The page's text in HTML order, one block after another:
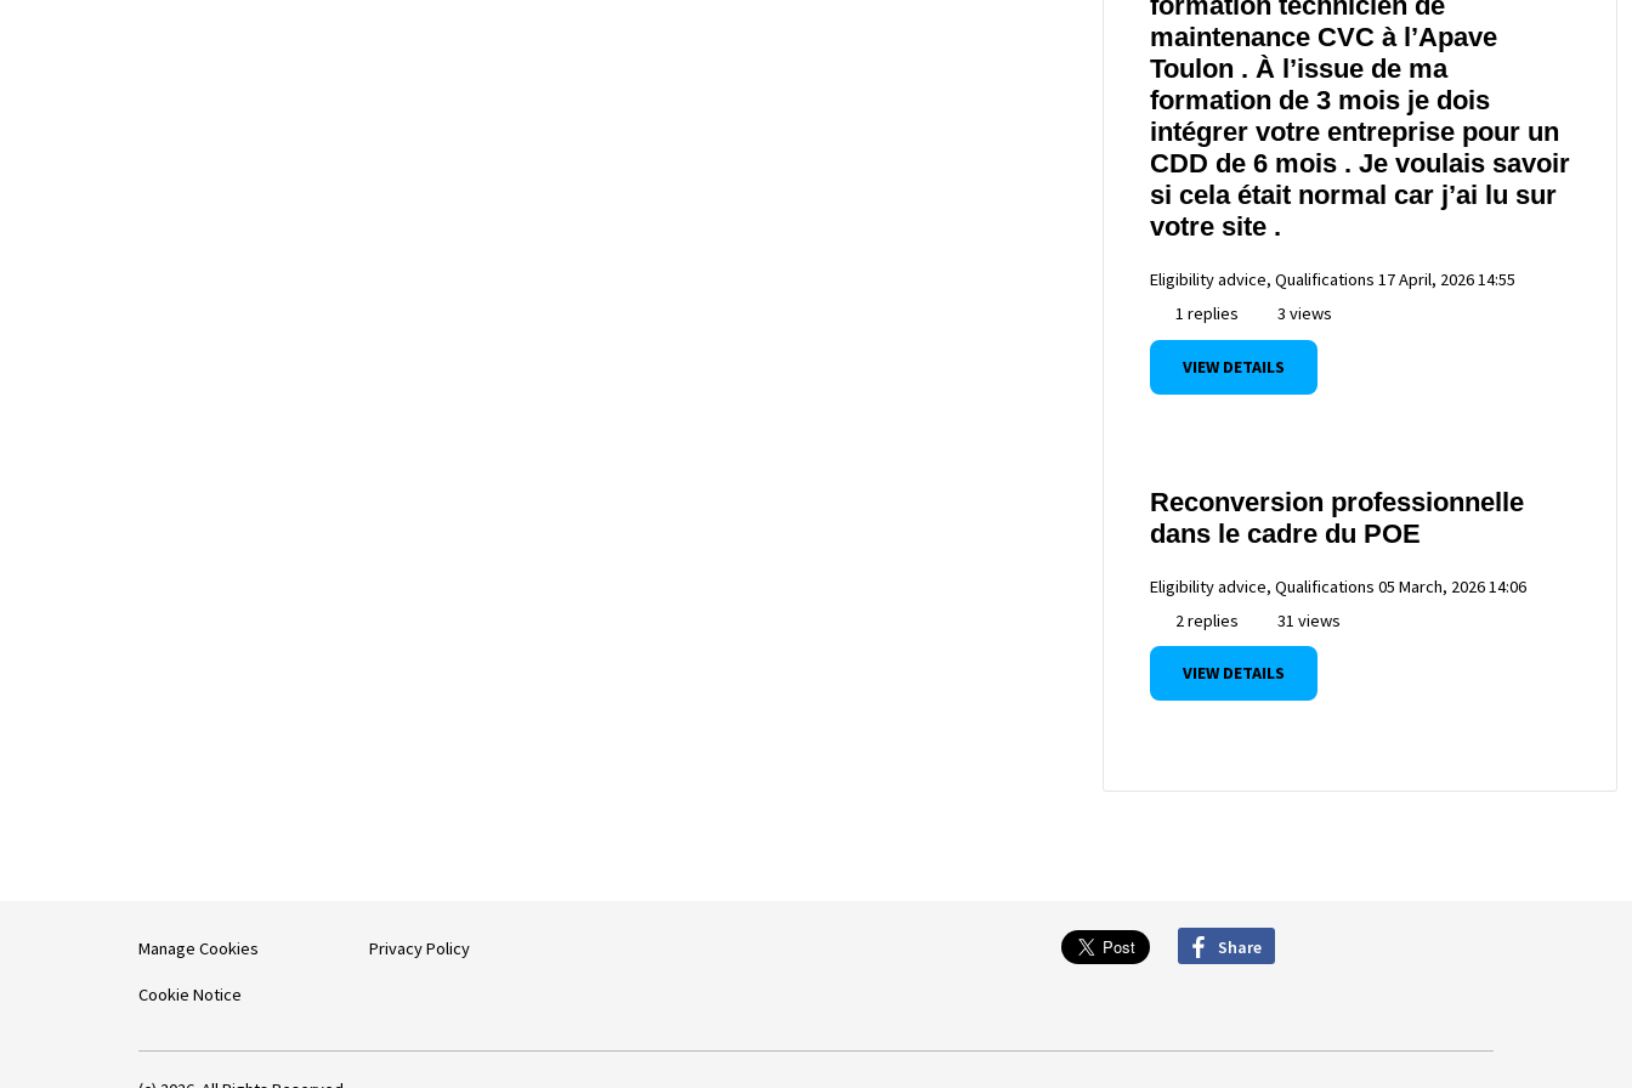
maintenance CVC à l’Apave
Toulon . À l’issue de ma
formation de 3 mois je dois
intégrer votre entreprise pour un
CDD de 6 mois . Je voulais savoir
si cela était normal car j’ai lu sur
votre site .
Eligibility advice, Qualifications 17 April, 2026 14:55
1 replies
3 views
VIEW DETAILS
Reconversion professionnelle
dans le cadre du POE
Eligibility advice, Qualifications 05 March, 2026 14:06
2 replies
31 views
VIEW DETAILS
Manage Cookies
Cookie Notice
Privacy Policy Share